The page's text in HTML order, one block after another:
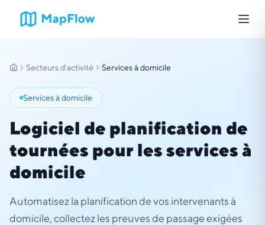
Accueil
Secteurs d'activité Services à domicile
Services à domicile
Logiciel de planification de
tournées pour les services à
domicile
Automatisez la planification de vos intervenants à
domicile, collectez les preuves de passage exigées